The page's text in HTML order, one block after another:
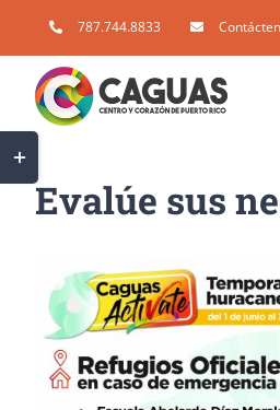
to
content
787.744.8833
Evalúe sus
Toggle
Sliding